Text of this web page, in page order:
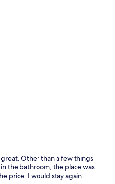
Other than a few things
the bathroom, the place was
price. I would stay again.